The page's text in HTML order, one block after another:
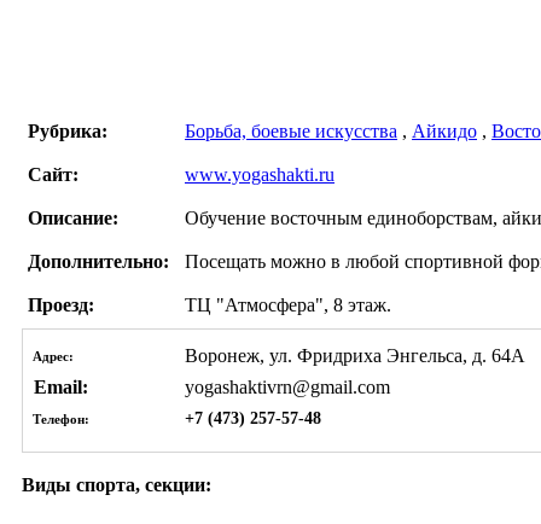
Рубрика: Борьба, боевые искусства , Айкидо ,
Сайт: www.yogashakti.ru
Описание: Обучение восточным единоборствам,
Дополнительно: Посещать можно в любой спортивной
Проезд: ТЦ "Атмосфера", 8 этаж.
Адрес:
Воронеж, ул. Фридриха Энгельса, д. 64А
Email:
yogashaktivrn@gmail.com
Телефон: +7 (473) 257-57-48
Виды спорта, секции: